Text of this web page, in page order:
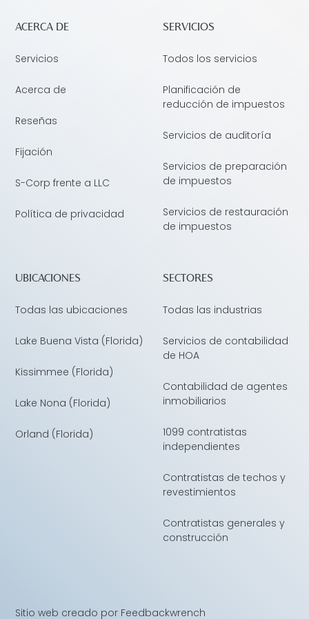
ACERCA DE
Servicios
Acerca de
Reseñas
Fijación
S-Corp frente a LLC
Política de privacidad
SERVICIOS
Todos los servicios
Planificación de
reducción de impuestos
Servicios de auditoría
Servicios de preparación
de impuestos
Servicios de restauración
de impuestos
UBICACIONES
Todas las ubicaciones
Lake Buena Vista (Florida)
Kissimmee (Florida)
Lake Nona (Florida)
Orland (Florida)
SECTORES
Todas las industrias
Servicios de contabilidad
de HOA
Contabilidad de agentes
inmobiliarios
1099 contratistas
independientes
Contratistas de techos y
revestimientos
Contratistas generales y
construcción
Sitio web creado por Feedbackwrench